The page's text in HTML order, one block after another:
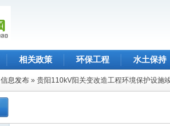
相关政策 环保工程 水土保持
信息发布 » 贵阳110kV阳关变改造工程环境保护设施